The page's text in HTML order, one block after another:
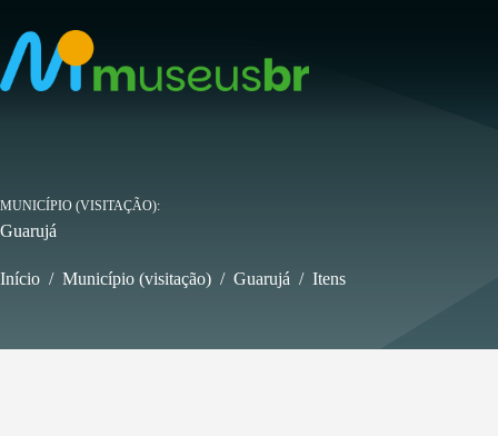
para
conteúdo
MUNICÍPIO (VISITAÇÃO)
Guarujá
Início / Município (visitação) / Guarujá / Itens